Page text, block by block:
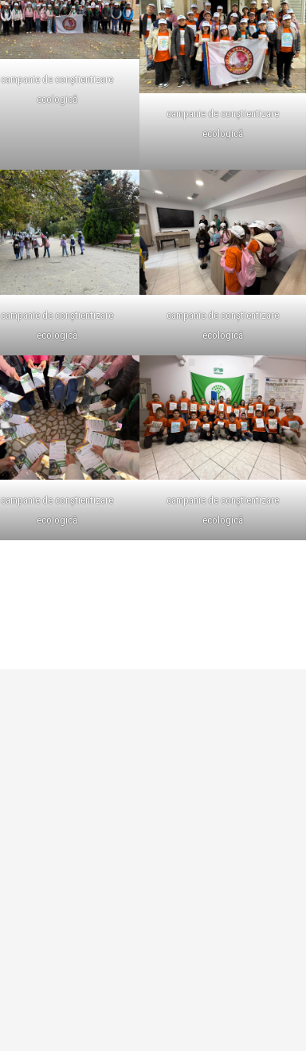
campanie de conștientizare
ecologică
campanie de conștientizare
ecologică
campanie de conștientizare
ecologică
campanie de conștientizare
ecologică
campanie de conștientizare
ecologică
campanie de conștientizare
ecologică